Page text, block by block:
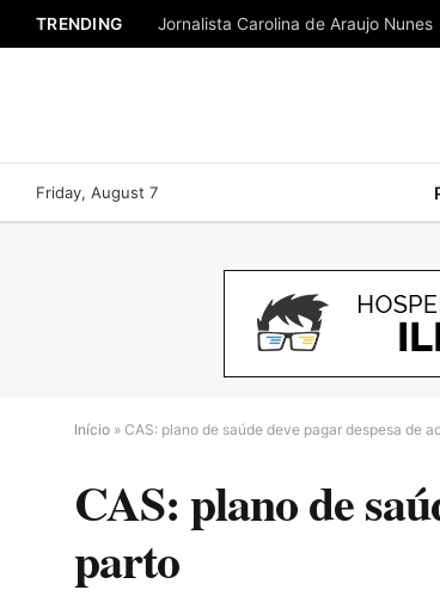
TRENDING Jornalista Carolina de Araujo Nunes
Friday, August 7
Início » CAS: plano de saúde deve pagar despesa de
CAS: plano de
parto